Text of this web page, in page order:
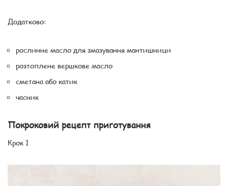
Додатково:
рослинне масло для змазування мантишници
розтоплене вершкове масло
сметана або катик
часник
Покроковий рецепт приготування
Крок 1